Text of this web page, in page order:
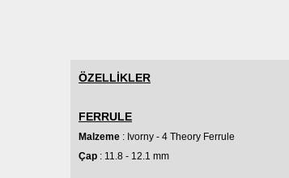
ÖZELLİKLER
FERRULE
Malzeme : Ivorny - 4 Theory Ferrule
Çap : 11.8 - 12.1 mm